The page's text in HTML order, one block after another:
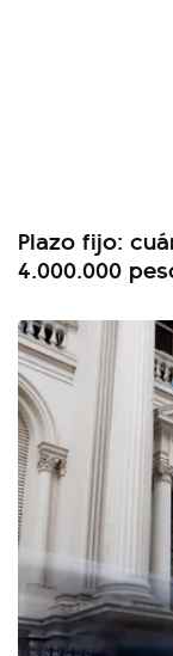
Plazo fijo:
4.000.000